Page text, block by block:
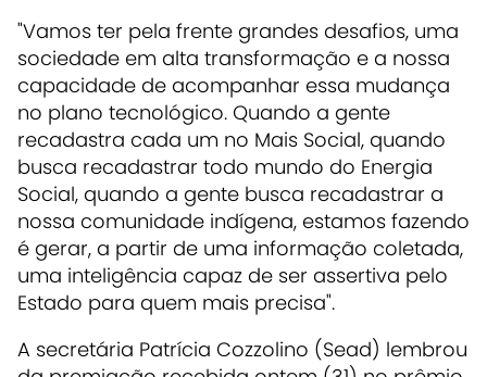
"Vamos ter pela frente grandes desafios, uma
sociedade em alta transformação e a nossa
capacidade de acompanhar essa mudança
no plano tecnológico. Quando a gente
recadastra cada um no Mais Social, quando
busca recadastrar todo mundo do Energia
Social, quando a gente busca recadastrar a
nossa comunidade indígena, estamos fazendo
é gerar, a partir de uma informação coletada,
uma inteligência capaz de ser assertiva pelo
Estado para quem mais precisa".
A secretária Patrícia Cozzolino (Sead) lembrou